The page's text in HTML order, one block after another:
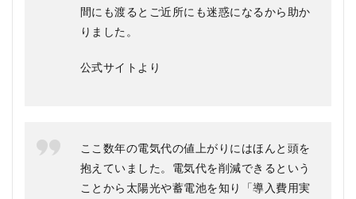
間にも渡るとご近所にも迷惑になるから助か
りました。
公式サイトより
ここ数年の電気代の値上がりにはほんと頭を
抱えていました。電気代を削減できるという
ことから太陽光や蓄電池を知り「導入費用実